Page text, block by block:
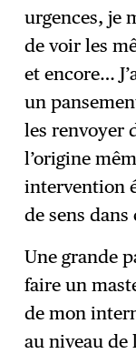
urgences, je
de voir les
et encore…
un
les renvoyer
l’origine
intervention
de sens
Une grande
faire un
de mon
au niveau de